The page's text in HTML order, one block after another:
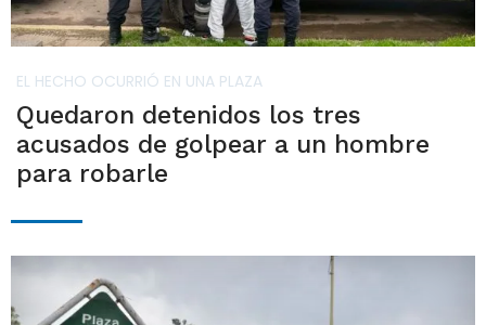
EL HECHO OCURRIÓ EN UNA PLAZA
Quedaron detenidos los tres
acusados de golpear a un hombre
para robarle